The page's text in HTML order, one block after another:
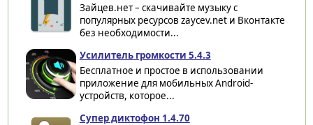
Зайцев.нет – скачивайте музыку с
популярных ресурсов zaycev.net и Вконтакте
без необходимости...
Усилитель громкости 5.4.3
Бесплатное и простое в использовании
приложение для мобильных Android-
устройств, которое...
Супер диктофон 1.4.70